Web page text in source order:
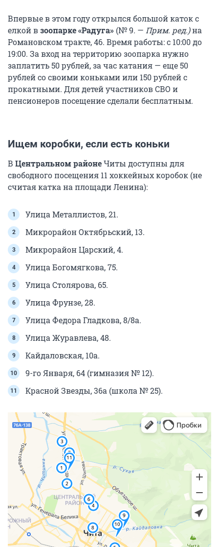
Впервые в этом году открылся большой каток с
елкой взоопарке «Радуга» (№ 9. — Прим. ред.)на
Романовском тракте, 46. Время работы: с 10:00 до
19:00. За вход на территорию зоопарка нужно
заплатить 50 рублей, за час катания — еще 50
рублей со своими коньками или 150 рублей с
прокатными. Для детей участников СВО и
пенсионеров посещение сделали бесплатным.
Ищем коробки, если есть коньки
В Центральном районеЧиты доступны для
свободного посещения 11 хоккейных коробок (не
считая катка на площади Ленина):
Улица Металлистов, 21.
Микрорайон Октябрьский, 13.
Микрорайон Царский, 4.
Улица Богомягкова, 75.
Улица Столярова, 65.
Улица Фрунзе, 28.
Улица Федора Гладкова, 8/8а.
Улица Журавлева, 48.
Кайдаловская, 10а.
9-го Января, 64 (гимназия № 12).
Красной Звезды, 36а (школа № 25).